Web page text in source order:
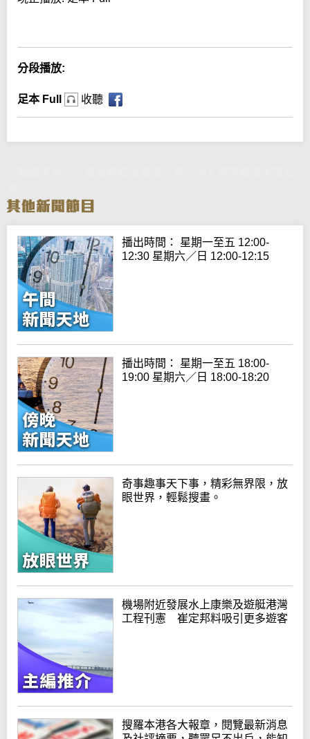
分段播放:
足本 Full 收聽
播出時間： 星期一至五 12:00-
12:30 星期六／日 12:00-12:15
播出時間： 星期一至五 18:00-
19:00 星期六／日 18:00-18:20
奇事趣事天下事，精彩無界限，放
眼世界，輕鬆搜畫。
機場附近發展水上康樂及遊艇港灣
工程刊憲 崔定邦料吸引更多遊客
搜羅本港各大報章，閱覽最新消息